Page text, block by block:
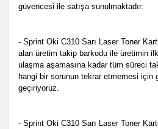
güvencesi ile satışa sunulmaktadır.
- Sprint Oki C310 Sarı Laser Toner
alan üretim takip barkodu ile üretimin
ulaşma aşamasına kadar tüm süreci
hangi bir sorunun tekrar etmemesi için
geçiriyoruz.
- Sprint Oki C310 Sarı Laser Toner